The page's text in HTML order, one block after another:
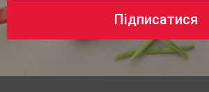
Країна реєстрація бренду:
Підписатися